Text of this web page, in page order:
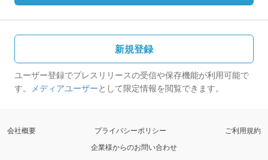
新規登録
ユーザー登録でプレスリリースの受信や保存機能が利用可能で
す。 メディアユーザーとして限定情報を閲覧できます。
会社概要 プライバシーポリシー
ご利用規約
企業様からのお問い合わせ